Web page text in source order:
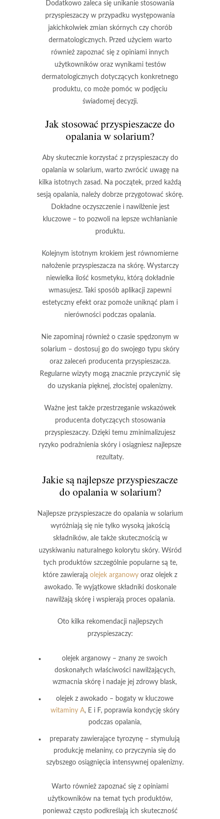
Dodatkowo zaleca się unikanie stosowania
przyspieszaczy w przypadku występowania
jakichkolwiek zmian skórnych czy chorób
dermatologicznych. Przed użyciem warto
również zapoznać się z opiniami innych
użytkowników oraz wynikami testów
dermatologicznych dotyczących konkretnego
produktu, co może pomóc w podjęciu
świadomej decyzji.
Jak stosować przyspieszacze do
opalania w solarium?
Aby skutecznie korzystać z przyspieszaczy do
opalania w solarium, warto zwrócić uwagę na
kilka istotnych zasad. Na początek, przed każdą
sesją opalania, należy dobrze przygotować skórę.
Dokładne oczyszczenie i nawilżenie jest
kluczowe – to pozwoli na lepsze wchłanianie
produktu.
Kolejnym istotnym krokiem jest równomierne
nałożenie przyspieszacza na skórę. Wystarczy
niewielka ilość kosmetyku, którą dokładnie
wmasujesz. Taki sposób aplikacji zapewni
estetyczny efekt oraz pomoże uniknąć plam i
nierówności podczas opalania.
Nie zapominaj również o czasie spędzonym w
solarium – dostosuj go do swojego typu skóry
oraz zaleceń producenta przyspieszacza.
Regularne wizyty mogą znacznie przyczynić się
do uzyskania pięknej, złocistej opalenizny.
Ważne jest także przestrzeganie wskazówek
producenta dotyczących stosowania
przyspieszaczy. Dzięki temu zminimalizujesz
ryzyko podrażnienia skóry i osiągniesz najlepsze
rezultaty.
Jakie są najlepsze przyspieszacze
do opalania w solarium?
Najlepsze przyspieszacze do opalania w solarium
wyróżniają się nie tylko wysoką jakością
składników, ale także skutecznością w
uzyskiwaniu naturalnego kolorytu skóry. Wśród
tych produktów szczególnie popularne są te,
które zawierają olejek arganowy oraz olejek z
awokado. Te wyjątkowe składniki doskonale
nawilżają skórę i wspierają proces opalania.
Oto kilka rekomendacji najlepszych
przyspieszaczy:
olejek arganowy – znany ze swoich
doskonałych właściwości nawilżających,
wzmacnia skórę i nadaje jej zdrowy blask,
olejek z awokado – bogaty w kluczowe
witaminy A, E i F, poprawia kondycję skóry
podczas opalania,
preparaty zawierające tyrozynę – stymulują
produkcję melaniny, co przyczynia się do
szybszego osiągnięcia intensywnej opalenizny.
Warto również zapoznać się z opiniami
użytkowników na temat tych produktów,
ponieważ często podkreślają ich skuteczność